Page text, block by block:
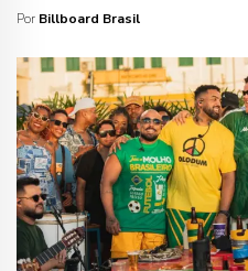
Por Billboard Brasil